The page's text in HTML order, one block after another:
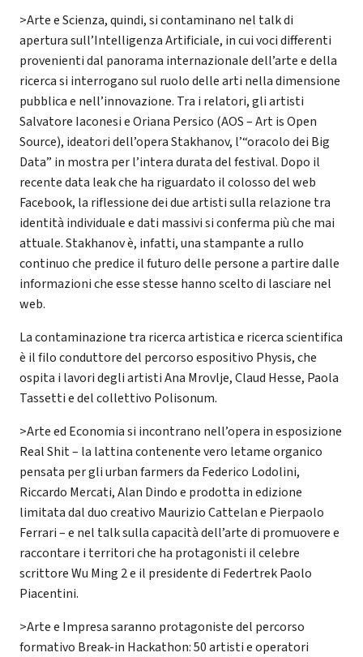
>Arte e Scienza, quindi, si contaminano nel talk di
apertura sull’Intelligenza Artificiale, in cui voci differenti
provenienti dal panorama internazionale dell’arte e della
ricerca si interrogano sul ruolo delle arti nella dimensione
pubblica e nell’innovazione. Tra i relatori, gli artisti
Salvatore Iaconesi e Oriana Persico (AOS – Art is Open
Source), ideatori dell’opera Stakhanov, l’“oracolo dei Big
Data” in mostra per l’intera durata del festival. Dopo il
recente data leak che ha riguardato il colosso del web
Facebook, la riflessione dei due artisti sulla relazione tra
identità individuale e dati massivi si conferma più che mai
attuale. Stakhanov è, infatti, una stampante a rullo
continuo che predice il futuro delle persone a partire dalle
informazioni che esse stesse hanno scelto di lasciare nel
web.
La contaminazione tra ricerca artistica e ricerca scientifica
è il filo conduttore del percorso espositivo Physis, che
ospita i lavori degli artisti Ana Mrovlje, Claud Hesse, Paola
Tassetti e del collettivo Polisonum.
>Arte ed Economia si incontrano nell’opera in esposizione
Real Shit – la lattina contenente vero letame organico
pensata per gli urban farmers da Federico Lodolini,
Riccardo Mercati, Alan Dindo e prodotta in edizione
limitata dal duo creativo Maurizio Cattelan e Pierpaolo
Ferrari – e nel talk sulla capacità dell’arte di promuovere e
raccontare i territori che ha protagonisti il celebre
scrittore Wu Ming 2 e il presidente di Federtrek Paolo
Piacentini.
>Arte e Impresa saranno protagoniste del percorso
formativo Break-in Hackathon: 50 artisti e operatori